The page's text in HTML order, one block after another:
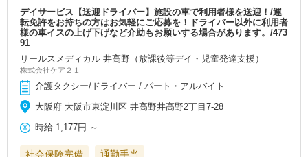
デイサービス【送迎ドライバー】施設の車で利用者様を送迎！/運
転免許をお持ちの方はお気軽にご応募を！ドライバー以外に利用者
様の車イスの上げ下げなど介助もお願いする場合があります。/473
91
リールスメディカル 井高野（放課後等デイ・児童発達支援）
株式会社ケア２１
介護タクシー/ドライバー / パート・アルバイト
大阪府 大阪市東淀川区 井高野井高野2丁目7-28
時給 1,177円 ～
社会保険完備 通勤手当